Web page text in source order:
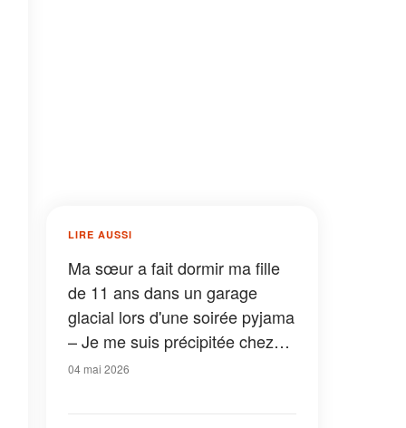
LIRE AUSSI
Ma sœur a fait dormir ma fille
de 11 ans dans un garage
glacial lors d'une soirée pyjama
– Je me suis précipitée chez
moi, mais rien n'aurait pu me
04 mai 2026